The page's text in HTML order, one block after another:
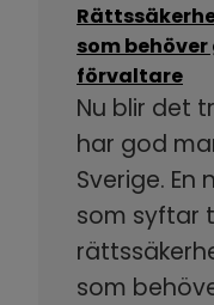
som
förvaltare
Nu blir det
har god
Sverige.
som syftar
som